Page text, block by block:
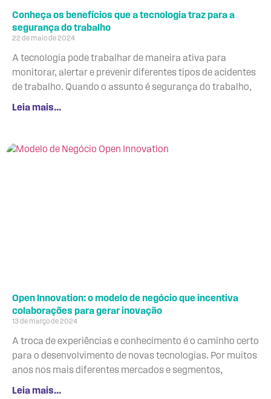
Conheça os benefícios que a tecnologia traz para a
segurança do trabalho
22 de maio de 2024
A tecnologia pode trabalhar de maneira ativa para
monitorar, alertar e prevenir diferentes tipos de acidentes
de trabalho. Quando o assunto é segurança do trabalho,
Leia mais...
Open Innovation: o modelo de negócio que incentiva
colaborações para gerar inovação
13 de março de 2024
A troca de experiências e conhecimento é o caminho certo
para o desenvolvimento de novas tecnologias. Por muitos
anos nos mais diferentes mercados e segmentos,
Leia mais...